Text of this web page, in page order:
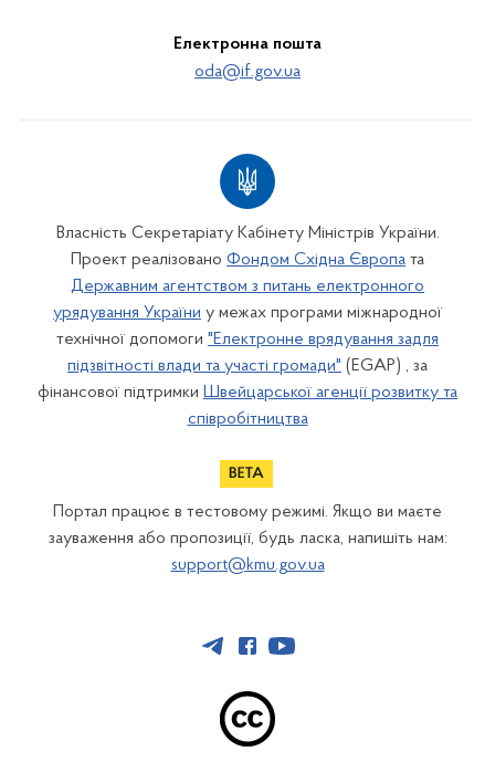
Електронна пошта
oda@if.gov.ua
Власність Секретаріату Кабінету Міністрів України.
Проект реалізовано Фондом Східна Європа та
Державним агентством з питань електронного
урядування України у межах програми міжнародної
технічної допомоги "Електронне врядування задля
підзвітності влади та участі громади" (EGAP) , за
фінансової підтримки Швейцарської агенції розвитку та
співробітництва
Портал працює в тестовому режимі. Якщо ви маєте
зауваження або пропозиції, будь ласка, напишіть нам:
support@kmu.gov.ua